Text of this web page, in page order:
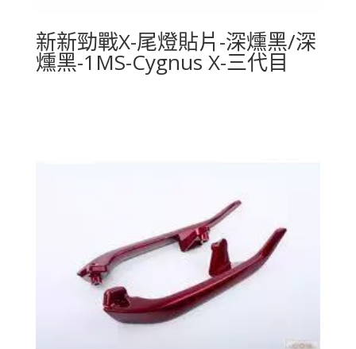
新新勁戰X-尾燈貼片-深燻黑/深
燻黑-1MS-Cygnus X-三代目